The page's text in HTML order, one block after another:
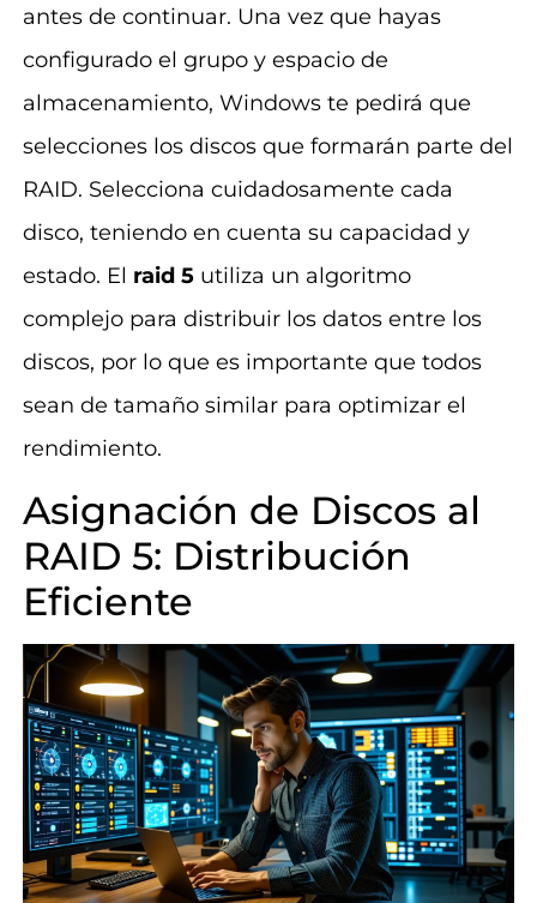
antes de continuar. Una vez que hayas
configurado el grupo y espacio de
almacenamiento, Windows te pedirá que
selecciones los discos que formarán parte del
RAID. Selecciona cuidadosamente cada
disco, teniendo en cuenta su capacidad y
estado. El raid 5utiliza un algoritmo
complejo para distribuir los datos entre los
discos, por lo que es importante que todos
sean de tamaño similar para optimizar el
rendimiento.
Asignación de Discos al
RAID 5: Distribución
Eficiente